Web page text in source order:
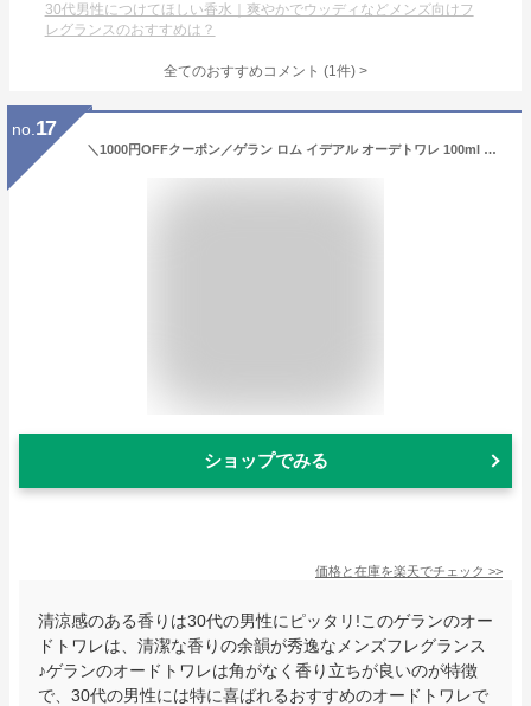
30代男性につけてほしい香水｜爽やかでウッディなどメンズ向けフ
レグランスのおすすめは？
全てのおすすめコメント (1件) >
no. 17
＼1000円OFFクーポン／ゲラン ロム イデアル オーデトワレ 100ml 香水 メンズ GUERLAIN L'HOMME IDEAL EDT [01863] [np1]
ショップでみる
価格と在庫を楽天でチェック >>
清涼感のある香りは30代の男性にピッタリ!このゲランのオー
ドトワレは、清潔な香りの余韻が秀逸なメンズフレグランス
♪ゲランのオードトワレは角がなく香り立ちが良いのが特徴
で、30代の男性には特に喜ばれるおすすめのオードトワレで